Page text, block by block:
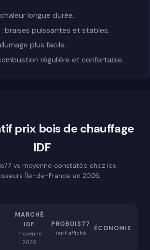
longue durée.
: braises puissantes et stables.
plus facile.
régulière et confortable.
prix bois de chauffage
IDF
vs moyenne constatée chez les
Île-de-France en 2026.
MARCHÉ
IDF
moyenne
2026
PROBOIS77
tarif affiché
ÉCONOMIE